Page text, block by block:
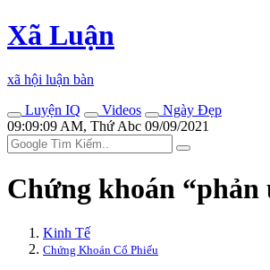
Xã Luận
xã hội luận bàn
Luyện IQ
Videos
Ngày Đẹp
09:09:09 AM, Thứ Abc 09/09/2021
Chứng khoán “phản
Kinh Tế
Chứng Khoán Cổ Phiếu